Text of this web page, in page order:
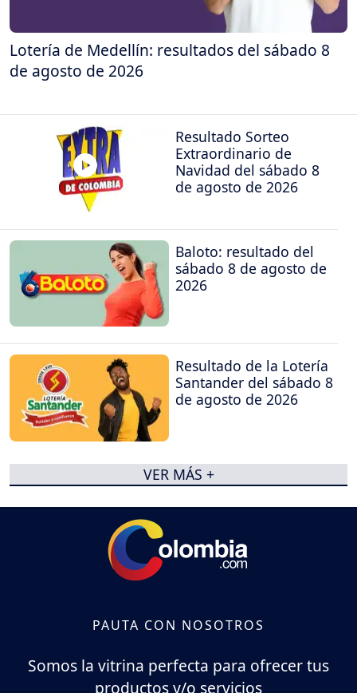
Lotería de Medellín: resultados del sábado 8
de agosto de 2026
Resultado Sorteo
Extraordinario de
Navidad del sábado 8
de agosto de 2026
Baloto: resultado del
sábado 8 de agosto de
2026
Resultado de la Lotería
Santander del sábado 8
de agosto de 2026
VER MÁS +
PAUTA CON NOSOTROS
Somos la vitrina perfecta para ofrecer tus
productos y/o servicios